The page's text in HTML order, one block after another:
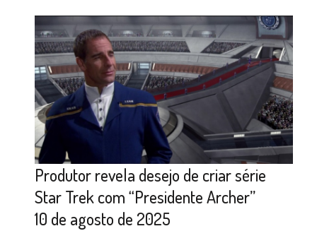
Produtor revela desejo de criar série
Star Trek com “Presidente Archer”
10 de agosto de 2025